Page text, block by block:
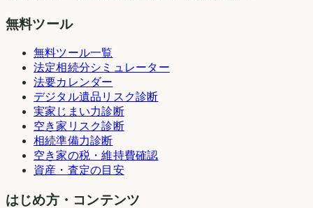
無料ツール
無料ツール一覧
法定相続分シミュレーター
法要カレンダー
デジタル遺品リスク診断
実家じまい力診断
空き家リスク診断
相続準備力診断
空き家の税・維持費確認
資産・査定の目安
はじめ方・コンテンツ